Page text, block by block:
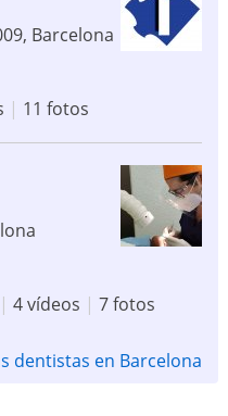
, Barcelona
| 11 fotos
| 4 vídeos | 7 fotos
dentistas en Barcelona